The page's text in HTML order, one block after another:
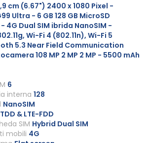
cm (6.67") 2400 x 1080 Pixel -
Ultra - 6 GB 128 GB MicroSD
- 4G Dual SIM ibrida NanoSIM -
Wi-Fi 4 (802.11n), Wi-Fi 5
5.3 Near Field Communication
108 MP 2 MP 2 MP - 5500 mAh
6
interna 128
NanoSIM
& LTE-FDD
SIM Hybrid Dual SIM
mobili 4G